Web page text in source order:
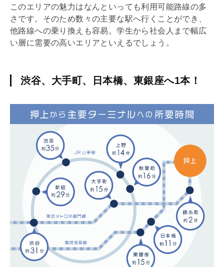
このエリアの魅力はなんといっても利用可能路線の多
さです。そのため数々の主要な駅へ行くことができ、
他路線への乗り換えも容易。学生から社会人まで幅広
い層に需要の高いエリアといえるでしょう。
渋谷、大手町、日本橋、東銀座へ1本！